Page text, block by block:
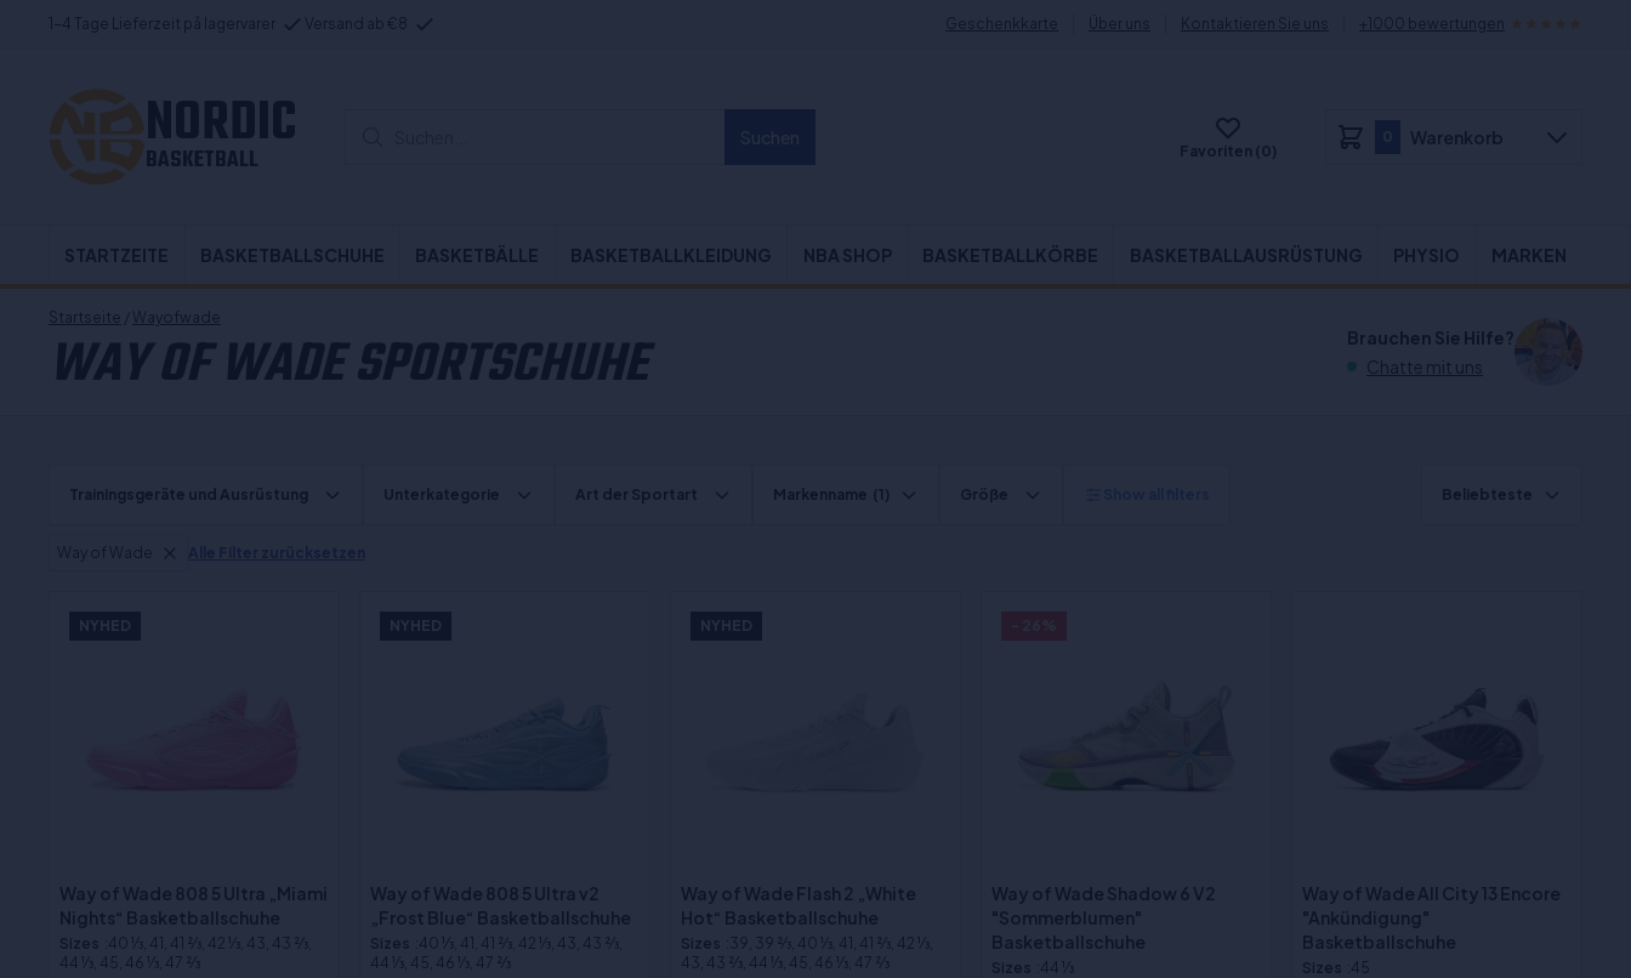
1-4 Tage Lieferzeit på lagervarer Versand ab €8 Geschenkkarte Über uns Kontaktieren Sie uns +1000 bewertungen
NORDIC
BASKETBALL Favoriten (0)
Warenkorb
STARTZEITE BASKETBALLSCHUHE BASKETBÄLLE BASKETBALLKLEIDUNG NBA SHOP BASKETBALLKÖRBE BASKETBALLAUSRÜSTUNG PHYSIO MARKEN
Startseite / Wayofwade
WAY OF WADE SPORTSCHUHE
Brauchen Sie Hilfe?
Chatte mit uns
NYHED
Way of Wade 808 5 Ultra „Miami
Nights“ Basketballschuhe
Sizes :40 1⁄3, 41, 41 2⁄3, 42 1⁄3, 43, 43 2⁄3,
44 1⁄3, 45, 46 1⁄3, 47 2⁄3
NYHED
Way of Wade 808 5 Ultra v2
„Frost Blue“ Basketballschuhe
Sizes :40 1⁄3, 41, 41 2⁄3, 42 1⁄3, 43, 43 2⁄3,
44 1⁄3, 45, 46 1⁄3, 47 2⁄3
NYHED
Way of Wade Flash 2 „White
Hot“ Basketballschuhe
Sizes :39, 39 2⁄3, 40 1⁄3, 41, 41 2⁄3, 42 1⁄3,
43, 43 2⁄3, 44 1⁄3, 45, 46 1⁄3, 47 2⁄3
Way of Wade Shadow 6 V2
"Sommerblumen"
Basketballschuhe
Sizes :44 1⁄3
Way of Wade All City 13 Encore
"Ankündigung"
Basketballschuhe
Sizes :45
Trainingsgeräte und Ausrüstung Unterkategorie Art der Sportart Markenname (1) Größe Beliebteste
Way of Wade